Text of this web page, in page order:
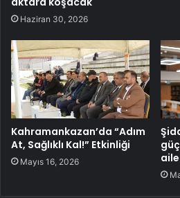
Haziran 30, 2026
Kahramankazan’da “Adım
At, Sağlıklı Kal!” Etkinliği
Mayıs 16, 2026